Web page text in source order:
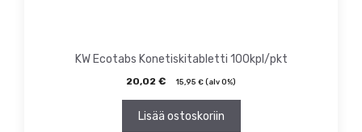
KW Ecotabs Konetiskitabletti 100kpl/pkt
20,02 € 15,95 € (alv 0%)
Lisää ostoskoriin